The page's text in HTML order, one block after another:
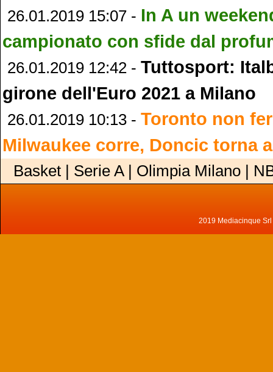
26.01.2019 15:07 - In A un
campionato con sfide dal
26.01.2019 12:42 - Tuttosport:
girone dell'Euro 2021 a Milano
26.01.2019 10:13 - Toronto non
Milwaukee corre, Doncic torna
Basket | Serie A | Olimpia Milano |
2019 Mediacinque Srl